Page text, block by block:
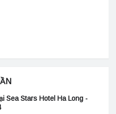
Sea Stars Hotel Ha Long -